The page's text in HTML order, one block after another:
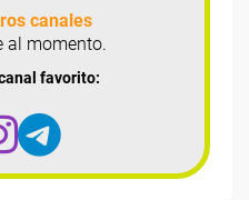
canales
al momento.
favorito: